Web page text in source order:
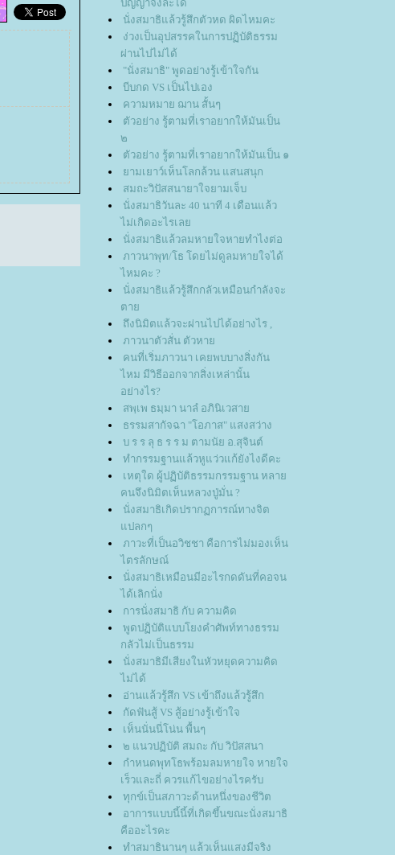
ปัญญาจึงละได้
นั่งสมาธิแล้วรู้สึกตัวหด ผิดไหมคะ
ง่วงเป็นอุปสรรคในการปฏิบัติธรรม
ผ่านไปไม่ได้
"นั่งสมาธิ" พูดอย่างรู้เข้าใจกัน
บีบกด VS เป็นไปเอง
ความหมาย ฌาน สั้นๆ
ตัวอย่าง รู้ตามที่เราอยากให้มันเป็น
๒
ตัวอย่าง รู้ตามที่เราอยากให้มันเป็น ๑
ามเยาว์เห็นโลกล้วน แสนสนุก
สมถะวิปัสสนายาใจยามเจ็บ
นั่งสมาธิวันละ 40 นาที 4 เดือนแล้ว
ไม่เกิดอะไรเล
นั่งสมาธิแล้วลมหายใจหายทำไงต่อ
ภาวนาพุท/โธ โดยไม่ดูลมหายใจได้
ไหมคะ ?
นั่งสมาธิแล้วรู้สึกกลัวเหมือนกำลังจะ
ตา
ถึงนิมิตแล้วจะผ่านไปได้อย่างไร ,
ภาวนาตัวสั่น ตัวหา
คนที่เริ่มภาวนา เคยพบบางสิ่งกัน
ไหม มีวิธีออกจากสิ่งเหล่านั้น
อย่างไร?
สพฺเพ ธมฺมา นาลํ อภินิเวสา
ธรรมสากัจฉา "โอภาส" แสงสว่าง
บ ร ร ลุ ธ ร ร ม ตามนัย อ.สุจินต์
ทำกรรมฐานแล้วหูแว่วแก้ยังไงดีคะ
เหตุใด ผู้ปฏิบัติธรรมกรรมฐาน หลา
คนจึงนิมิตเห็นหลวงปู่มั่น ?
นั่งสมาธิเกิดปรากฏการณ์ทางจิต
ปลกๆ
ภาวะที่เป็นอวิชชา คือการไม่มองเห็น
ไตรลักษณ์
นั่งสมาธิเหมือนมีอะไรกดดันที่คอจน
ได้เลิกนั่ง
การนั่งสมาธิ กับ ความคิด
พูดปฏิบัติแบบโยงคำศัพท์ทางธรรม
กลัวไม่เป็นธรรม
นั่งสมาธิมีเสียงในหัวหยุดความคิด
ไม่ได้
อ่านแล้วรู้สึก VS เข้าถึงแล้วรู้สึก
กัดฟันสู้ VS สู้อย่างรู้เข้าใจ
เห็นนั่นนี่โน่น พื้นๆ
๒ แนวปฏิบัติ สมถะ กับ วิปัสสนา
กำหนดพุทโธพร้อมลมหายใจ หายใจ
เร็วและถี่ ควรแก้ไขอย่างไรครับ
ทุกข์เป็นสภาวะด้านหนึ่งของชีวิต
อาการแบบนี้นี้ที่เกิดขึ้นขณะนั่งสมาธิ
คืออะไรคะ
ทำสมาธินานๆ แล้วเห็นแสงมีจริง